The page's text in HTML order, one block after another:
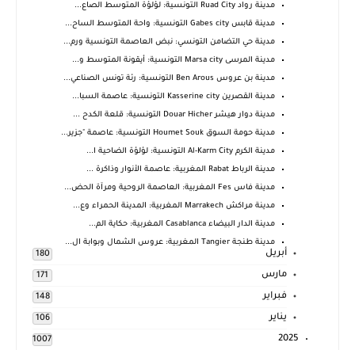
مدينة رواد Ruad City التونسية: لؤلؤة المتوسط الصاع...
مدينة قابس Gabes city التونسية: واحة المتوسط الساح...
مدينة حي التضامن التونسي: نبض العاصمة التونسية ورم...
مدينة المرسى Marsa city التونسية: أيقونة المتوسط و...
مدينة بن عروس Ben Arous التونسية: رئة تونس الصناعي...
مدينة القصرين Kasserine city التونسية: عاصمة السبا...
مدينة دوار هيشر Douar Hicher التونسية: قلعة الكدح ...
مدينة حومة السوق Houmet Souk التونسية: عاصمة "جزير...
مدينة الكرم Al-Karm City التونسية: لؤلؤة الضاحية ا...
مدينة الرباط Rabat المغربية: عاصمة الأنوار وذاكرة ...
مدينة فاس Fes المغربية: العاصمة الروحية ومرآة الحض...
مدينة مراكش Marrakech المغربية: المدينة الحمراء وع...
مدينة الدار البيضاء Casablanca المغربية: حكاية الم...
مدينة طنجة Tangier المغربية: عروس الشمال وبوابة ال...
أبريل 180
مارس 171
فبراير 148
يناير 106
2025
1007